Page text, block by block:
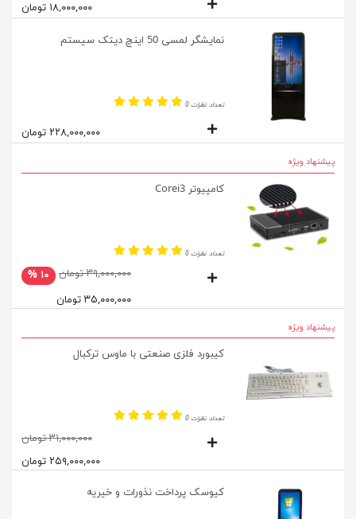
۱۸,۰۰۰,۰۰۰ تومان
نمایشگر لمسی 50 اینچ دیتک سیستم
تعداد نظرات 0
۲۲۸,۰۰۰,۰۰۰ تومان
پیشنهاد ویژه
کامپیوتر Corei3
تعداد نظرات 0
۳۹,۰۰۰,۰۰۰ تومان
۱۰ %
۳۵,۰۰۰,۰۰۰ تومان
پیشنهاد ویژه
کیبورد فلزی صنعتی با ماوس ترکبال
تعداد نظرات 0
۳۱,۰۰۰,۰۰۰ تومان
۲۵۹,۰۰۰,۰۰۰ تومان
کیوسک پرداخت نذورات و خیریه